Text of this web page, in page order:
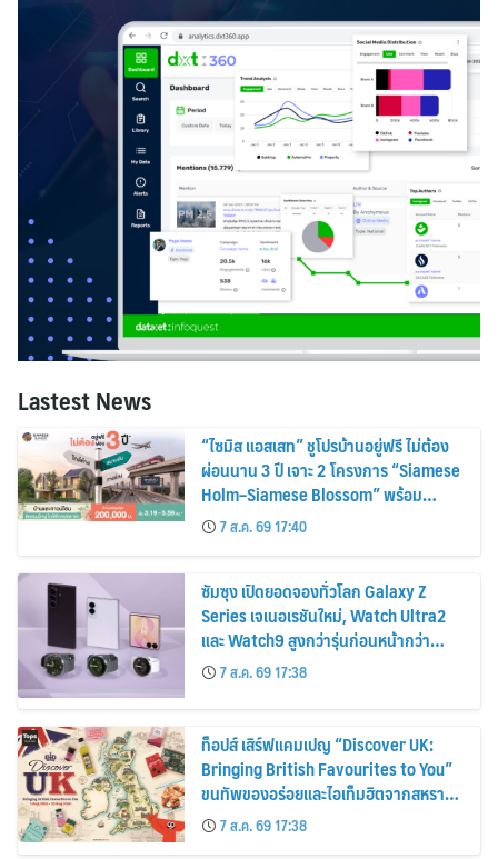
Lastest News
“ไซมิส แอสเสท” ชูโปรบ้านอยู่ฟรี ไม่ต้อง
ผ่อนนาน 3 ปี เจาะ 2 โครงการ “Siamese
Holm–Siamese Blossom” พร้อม
ส่วนลดและสิทธิพิเศษถึง 31 สิงหาคม
2569
7 ส.ค. 69 17:40
ซัมซุง เปิดยอดจองทั่วโลก Galaxy Z
Series เจเนอเรชันใหม่, Watch Ultra2
และ Watch9 สูงกว่ารุ่นก่อนหน้ากว่า
30%7 ส.ค. 69 17:38
ท็อปส์ เสิร์ฟแคมเปญ “Discover UK:
Bringing British Favourites to You”
ขนทัพของอร่อยและไอเท็มฮิตจากสหราช
อาณาจักร ส่งตรงถึงมือตั้งแต่วันนี้ – 18
สิงหาคมนี้
7 ส.ค. 69 17:38